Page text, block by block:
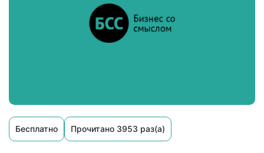
Бесплатно Прочитано 3953 раз(а)